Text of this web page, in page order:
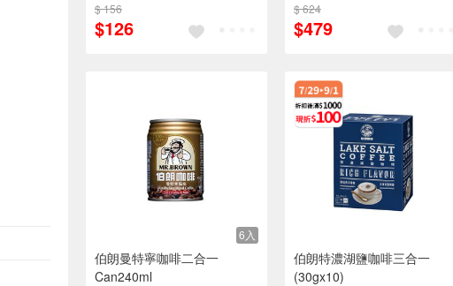
$ 156
$126
滿額9折
$ 624
$479
6入
伯朗曼特寧咖啡二合一
Can240ml
伯朗特濃湖鹽咖啡三合一
(30gx10)